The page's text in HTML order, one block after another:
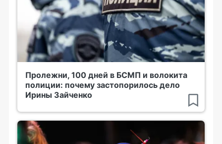
Пролежни, 100 дней в БСМП и волокита
полиции: почему застопорилось дело
Ирины Зайченко